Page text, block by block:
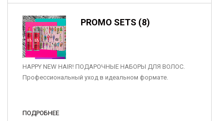
PROMO SETS (8)
HAPPY NEW HAIR! ПОДАРОЧНЫЕ НАБОРЫ ДЛЯ ВОЛОС.
Профессиональный уход в идеальном формате.
ПОДРОБНЕЕ